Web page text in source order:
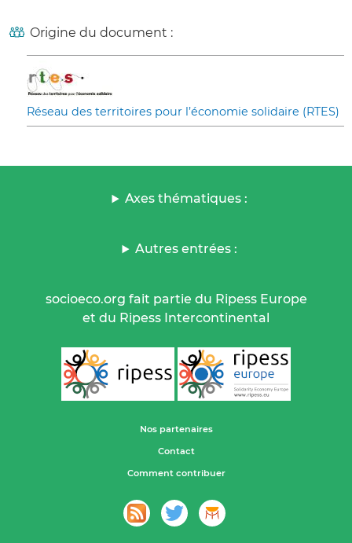
Origine du document :
Réseau des territoires pour l’économie solidaire (RTES)
Axes thématiques :
Autres entrées :
socioeco.org fait partie du Ripess Europe
et du Ripess Intercontinental
Nos partenaires
Contact
Comment contribuer